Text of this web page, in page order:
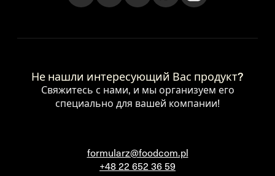
Не нашли интересующий Вас продукт?
Свяжитесь с нами, и мы организуем его
специально для вашей компании!
formularz@foodcom.pl
+48 22 652 36 59